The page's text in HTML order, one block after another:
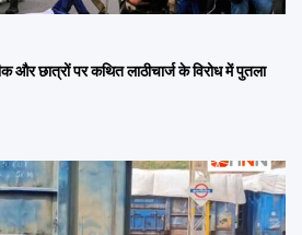
और छात्रों पर कथित लाठीचार्ज के विरोध में पुतला